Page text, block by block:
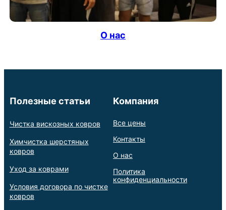
О нас
Полезные статьи
Чистка вискозных ковров
Химчистка шерстяных
ковров
Уход за коврами
Условия договора по чистке
ковров
Компания
Все цены
Контакты
О нас
Политика
конфиденциальности